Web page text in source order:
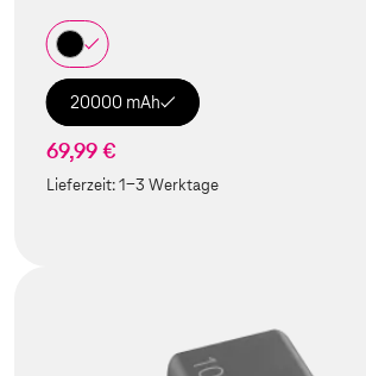
20000 mAh
69,99 €
Lieferzeit:1-3 Werktage